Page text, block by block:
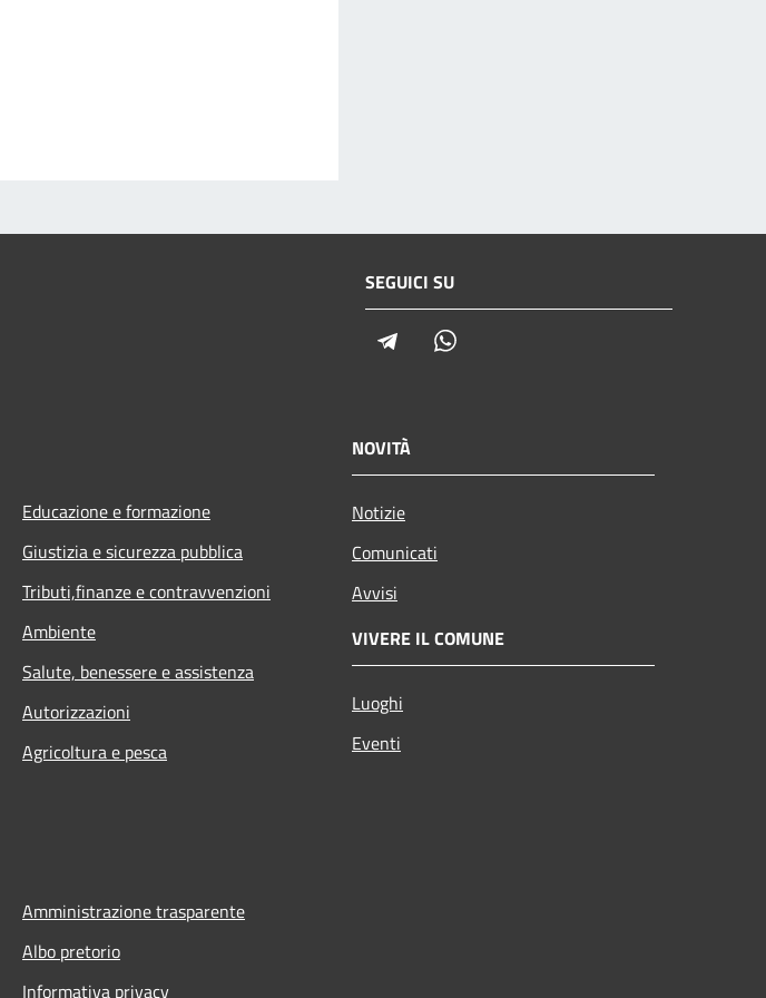
SEGUICI SU
Telegram
Educazione e formazione
Giustizia e sicurezza pubblica
Tributi,finanze e contravvenzioni
Ambiente
Salute, benessere e assistenza
Autorizzazioni
Agricoltura e pesca
NOVITÀ
Notizie
Comunicati
Avvisi
VIVERE IL COMUNE
Luoghi
Eventi
Amministrazione trasparente
Albo pretorio
Informativa privacy